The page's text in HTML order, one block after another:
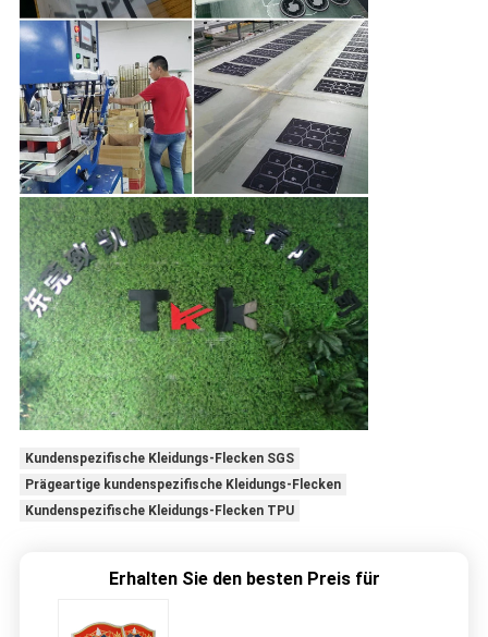
Kundenspezifische Kleidungs-Flecken SGS
Prägeartige kundenspezifische Kleidungs-Flecken
Kundenspezifische Kleidungs-Flecken TPU
Erhalten Sie den besten Preis für